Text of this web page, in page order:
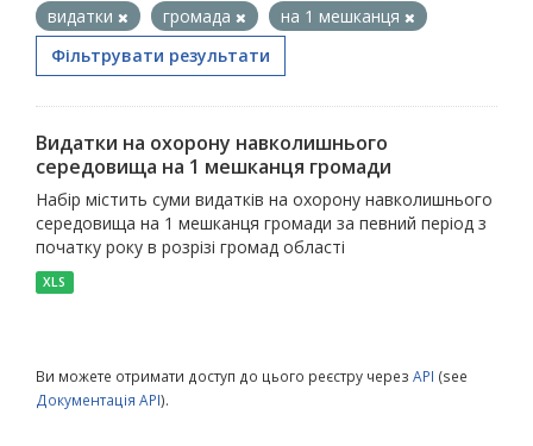
видатки
громада
на 1 мешканця
Фільтрувати результати
Видатки на охорону навколишнього
середовища на 1 мешканця громади
Набір містить суми видатків на охорону навколишнього
середовища на 1 мешканця громади за певний період з
початку року в розрізі громад області
XLS
Ви можете отримати доступ до цього реєстру через API (see
Документація API).